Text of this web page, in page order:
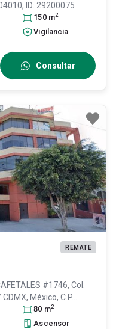
, ID: 29200075
150 m2
Vigilancia
Consultar
REMATE
#1746, Col.
CDMX, México, C.P.
80 m2
Ascensor